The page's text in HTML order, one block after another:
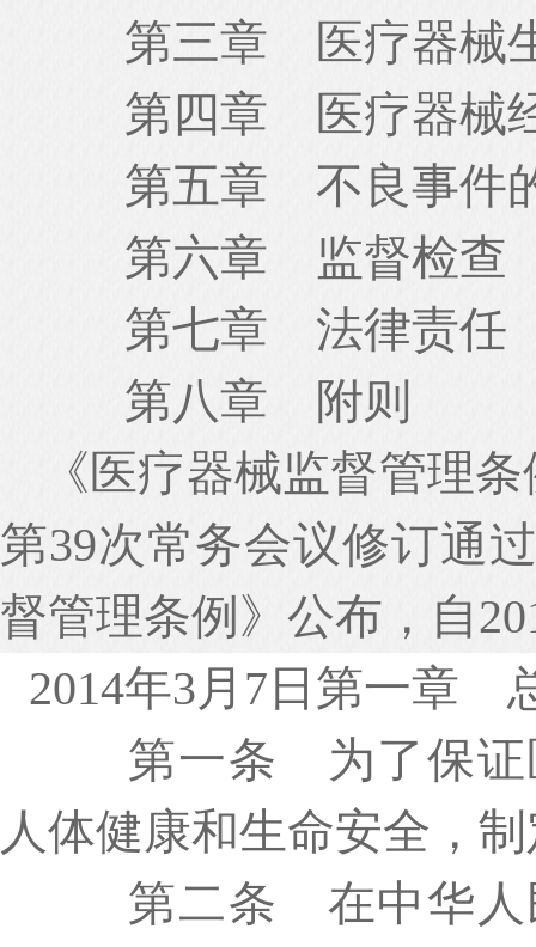
第三章 医疗器械
第四章 医疗器械
第五章 不良事件的
第六章 监督检查
第七章 法律责任
第八章 附则
《医疗器械监督管理
第39次常务会议修订通
督管理条例》公布，自
2014年3月7日第一章
第一条 为了保证医
人体健康和生命安全，
第二条 在中华人民